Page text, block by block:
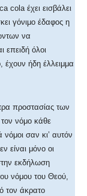
cola έχει εισβάλει
γόνιμο έδαφος η
να
επειδή όλοι
έχουν ήδη έλλειμμα
προστασίας των
νόμο κάθε
σαν κι’ αυτόν
είναι μόνο οι
εκδήλωση
νόμου του Θεού,
τον άκρατο